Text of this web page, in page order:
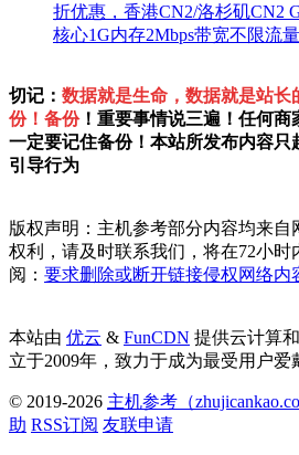
折优惠，香港CN2/洛杉矶CN2
核心1G内存2Mbps带宽不限流
切记： 数据就是生命，数据就是站长
份！备份！重要事情说三遍！任何商
一定要记住备份！本站所发布内容只
引导行为
版权声明：主机参考部分内容均来自
权利，请及时联系我们，将在72小时
阅： 要求删除或断开链接侵权网络内
本站由 优云 & FunCDN 提供云计算
立于2009年，致力于成为最受用户爱
© 2019-2026 主机参考（
助 RSS订阅 友联申请